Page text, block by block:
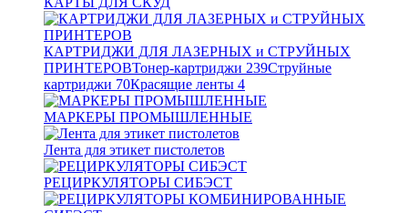
КАРТРИДЖИ ДЛЯ ЛАЗЕРНЫХ и СТРУЙНЫХ
ПРИНТЕРОВТонер-картриджи 239Струйные
картриджи 70Красящие ленты 4
МАРКЕРЫ ПРОМЫШЛЕННЫЕ
Лента для этикет пистолетов
РЕЦИРКУЛЯТОРЫ СИБЭСТ